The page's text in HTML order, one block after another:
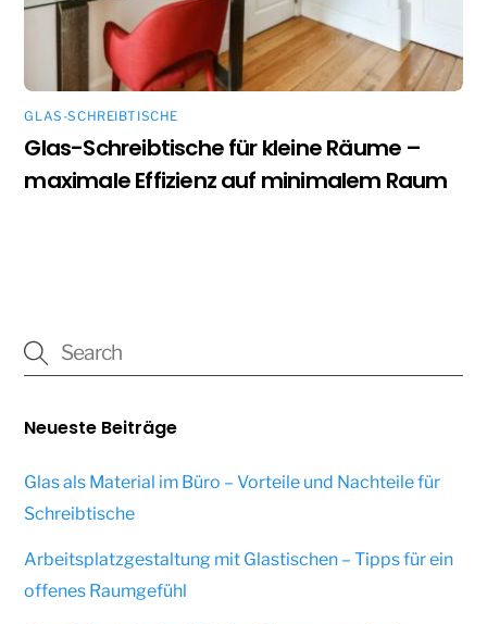
GLAS-SCHREIBTISCHE
Glas-Schreibtische für kleine Räume –
maximale Effizienz auf minimalem Raum
Neueste Beiträge
Glas als Material im Büro – Vorteile und Nachteile für
Schreibtische
Arbeitsplatzgestaltung mit Glastischen – Tipps für ein
offenes Raumgefühl